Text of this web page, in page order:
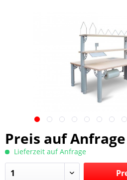
Preis auf Anfrage
Lieferzeit auf Anfrage